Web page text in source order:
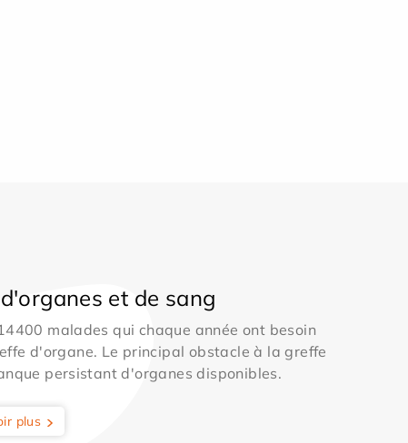
et de sang
malades qui chaque année ont besoin
d'organe. Le principal obstacle à la greffe
persistant d'organes disponibles.
plus